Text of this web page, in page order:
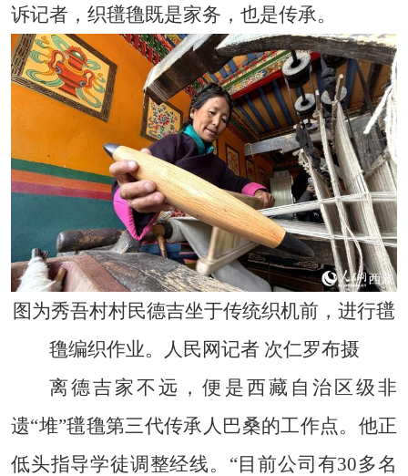
诉记者，织氆氇既是家务，也是传承。
图为秀吾村村民德吉坐于传统织机前，进行氆
氇编织作业。人民网记者 次仁罗布摄
离德吉家不远，便是西藏自治区级非
遗“堆”氆氇第三代传承人巴桑的工作点。他正
低头指导学徒调整经线。“目前公司有30多名